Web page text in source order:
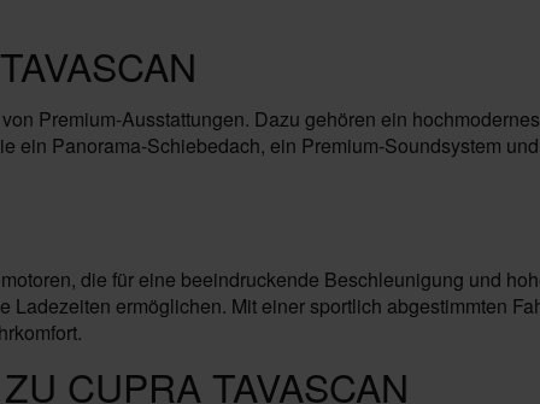
Premium-Ausstattungen. Dazu gehören ein
ein Panorama-Schiebedach, ein Premium-Soundsystem
die für eine beeindruckende Beschleunigung und
ermöglichen. Mit einer sportlich abgestimmten
CUPRA TAVASCAN